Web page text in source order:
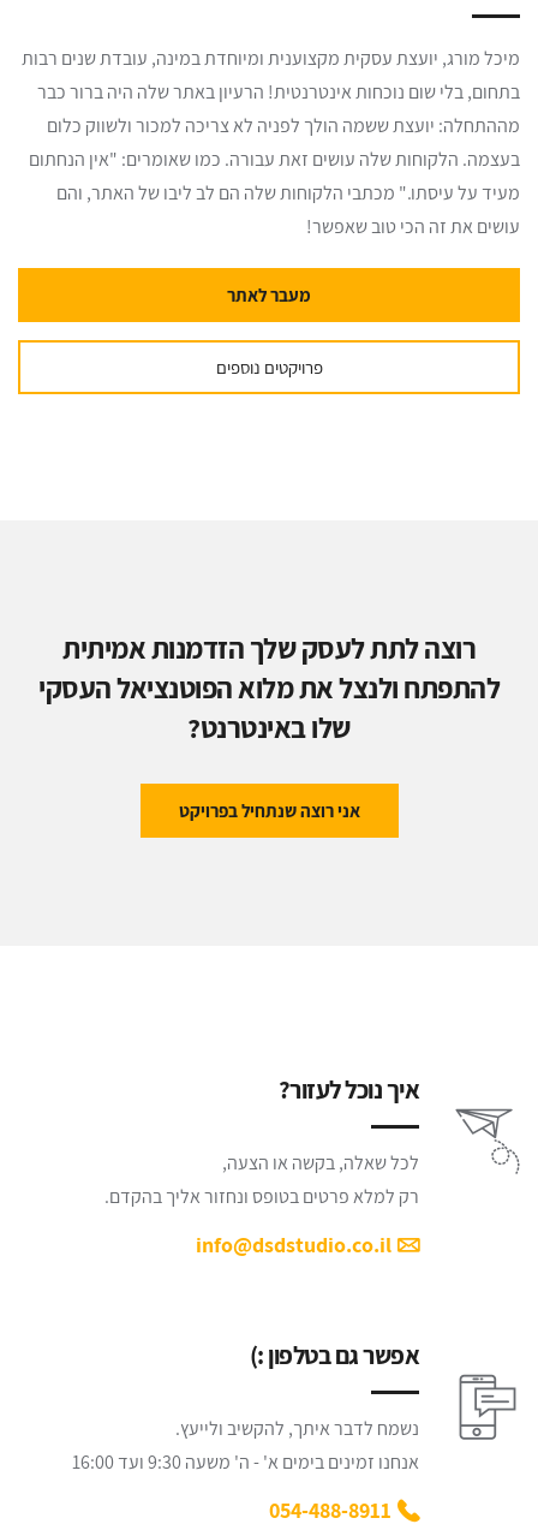
מיכל מורג, יועצת עסקית מקצוענית ומיוחדת במינה, עובדת שנים רבות
בתחום, בלי שום נוכחות אינטרנטית! הרעיון באתר שלה היה ברור כבר
מההתחלה: יועצת ששמה הולך לפניה לא צריכה למכור ולשווק כלום
בעצמה. הלקוחות שלה עושים זאת עבורה. כמו שאומרים: "אין הנחתום
מעיד על עיסתו." מכתבי הלקוחות שלה הם לב ליבו של האתר, והם
עושים את זה הכי טוב שאפשר!
מעבר לאתר
פרויקטים נוספים
רוצה לתת לעסק שלך הזדמנות אמיתית
להתפתח ולנצל את מלוא הפוטנציאל העסקי
שלו באינטרנט?
אני רוצה שנתחיל בפרויקט
איך נוכל לעזור?
לכל שאלה, בקשה או הצעה,
רק למלא פרטים בטופס ונחזור אליך בהקדם.
info@dsdstudio.co.il
אפשר גם בטלפון :)
נשמח לדבר איתך, להקשיב ולייעץ.
אנחנו זמינים בימים א' - ה' משעה 9:30 ועד 16:00
054-488-8911